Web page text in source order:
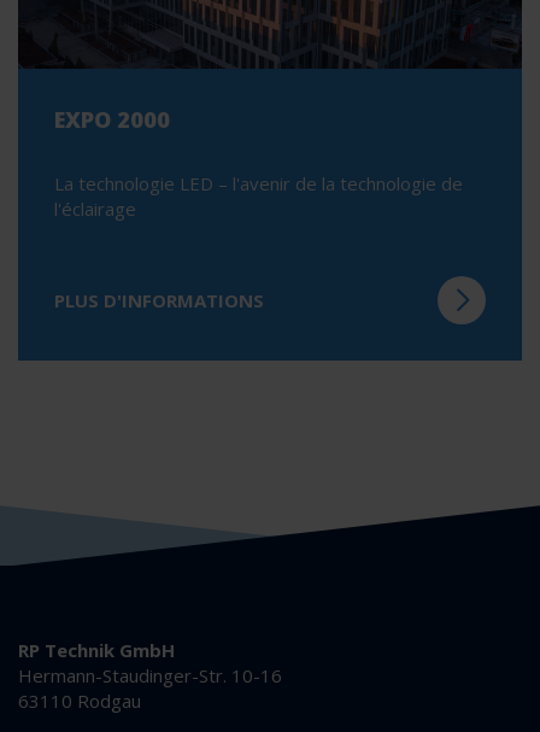
EXPO 2000
La technologie LED – l'avenir de la technologie de
l'éclairage
PLUS D'INFORMATIONS
RP Technik GmbH
Hermann-Staudinger-Str. 10-16
63110 Rodgau